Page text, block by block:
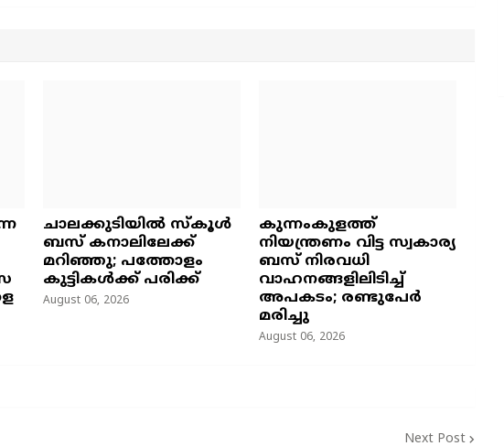
ചാലക്കുടിയിൽ സ്കൂൾ
ബസ് കനാലിലേക്ക്
മറിഞ്ഞു; പത്തോളം
കുട്ടികൾക്ക് പരിക്ക്
August 06, 2026
കുന്നംകുളത്ത്
നിയന്ത്രണം വിട്ട സ്വകാര്യ
ബസ് നിരവധി
വാഹനങ്ങളിലിടിച്ച്
അപകടം; രണ്ടുപേർ
മരിച്ചു
August 06, 2026
Next Post